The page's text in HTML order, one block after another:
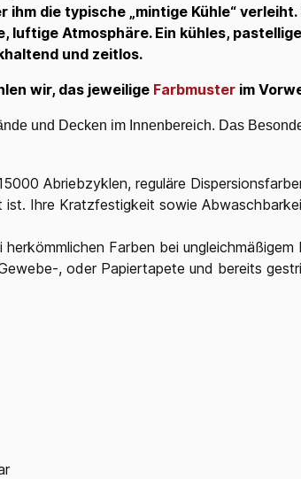
die typische „mintige Kühle“
luftige Atmosphäre. Ein kühles,
und zeitlos.
wir, das jeweilige Farbmuster im
und Decken im Innenbereich. Das
Abriebzyklen, reguläre
Ihre Kratzfestigkeit sowie
Farben bei
, oder Papiertapete und bereits